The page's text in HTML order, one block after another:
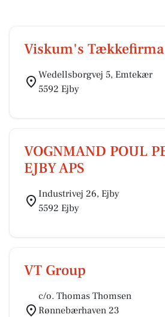
Viskum's Tækkefirma
Wedellsborgvej 5, Emtekær
5592 Ejby
VOGNMAND POUL
EJBY APS
Industrivej 26, Ejby
5592 Ejby
VT Group
c/o. Thomas Thomsen
Rønnebærhaven 23